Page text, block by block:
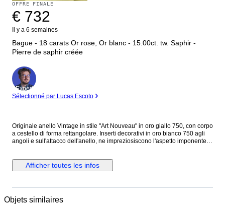
OFFRE FINALE
€ 732
Il y a 6 semaines
Bague - 18 carats Or rose, Or blanc - 15.00ct. tw. Saphir -
Pierre de saphir créée
Expert
Sélectionné par Lucas Escoto
Originale anello Vintage in stile "Art Nouveau" in oro giallo 750, con corpo
a cestello di forma rettangolare. Inserti decorativi in oro bianco 750 agli
angoli e sull'attacco dell'anello, ne impreziosiscono l'aspetto imponente.
Peso della pietra, c.ca 15 carati. Bel colore lucente arancione, miele
ambrato. Marchiato internamente 750. Bel esemplare in ottima
2,9 cm. Larg. max. 1,9 cm. Spess. max. 2,1 cm. Diametro interno, (a
tracciabile.
Afficher toutes les infos
Objets similaires